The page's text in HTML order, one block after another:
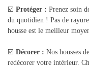
☑️ Protéger : Prenez soin
du quotidien ! Pas de
housse est le meilleur
☑️ Décorer : Nos housses
redécorer votre intérieur.